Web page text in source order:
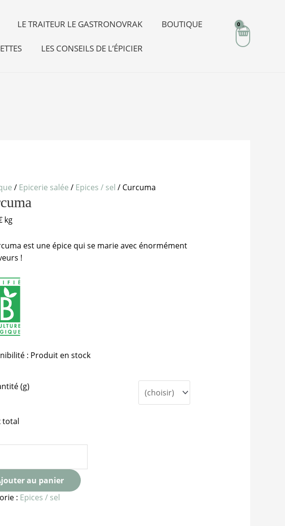
LE TRAITEUR LE GASTRONOVRAK BOUTIQUE
LES CONSEILS DE L’ÉPICIER
/ Epicerie salée / Epices / sel / Curcuma
kg
est une épice qui se marie avec énormément
!
: Produit en stock
(g)
total
au panier
: Epices / sel